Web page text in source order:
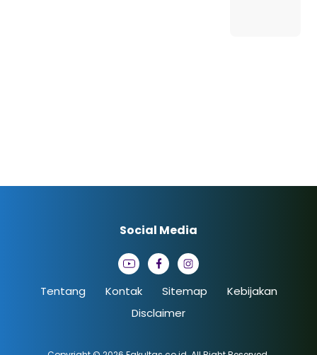
Tentang Kontak Sitemap
Kebijakan
Disclaimer
Social Media